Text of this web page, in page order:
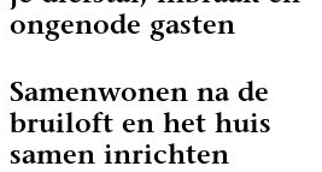
ongenode gasten
Samenwonen na de
bruiloft en het huis
samen inrichten